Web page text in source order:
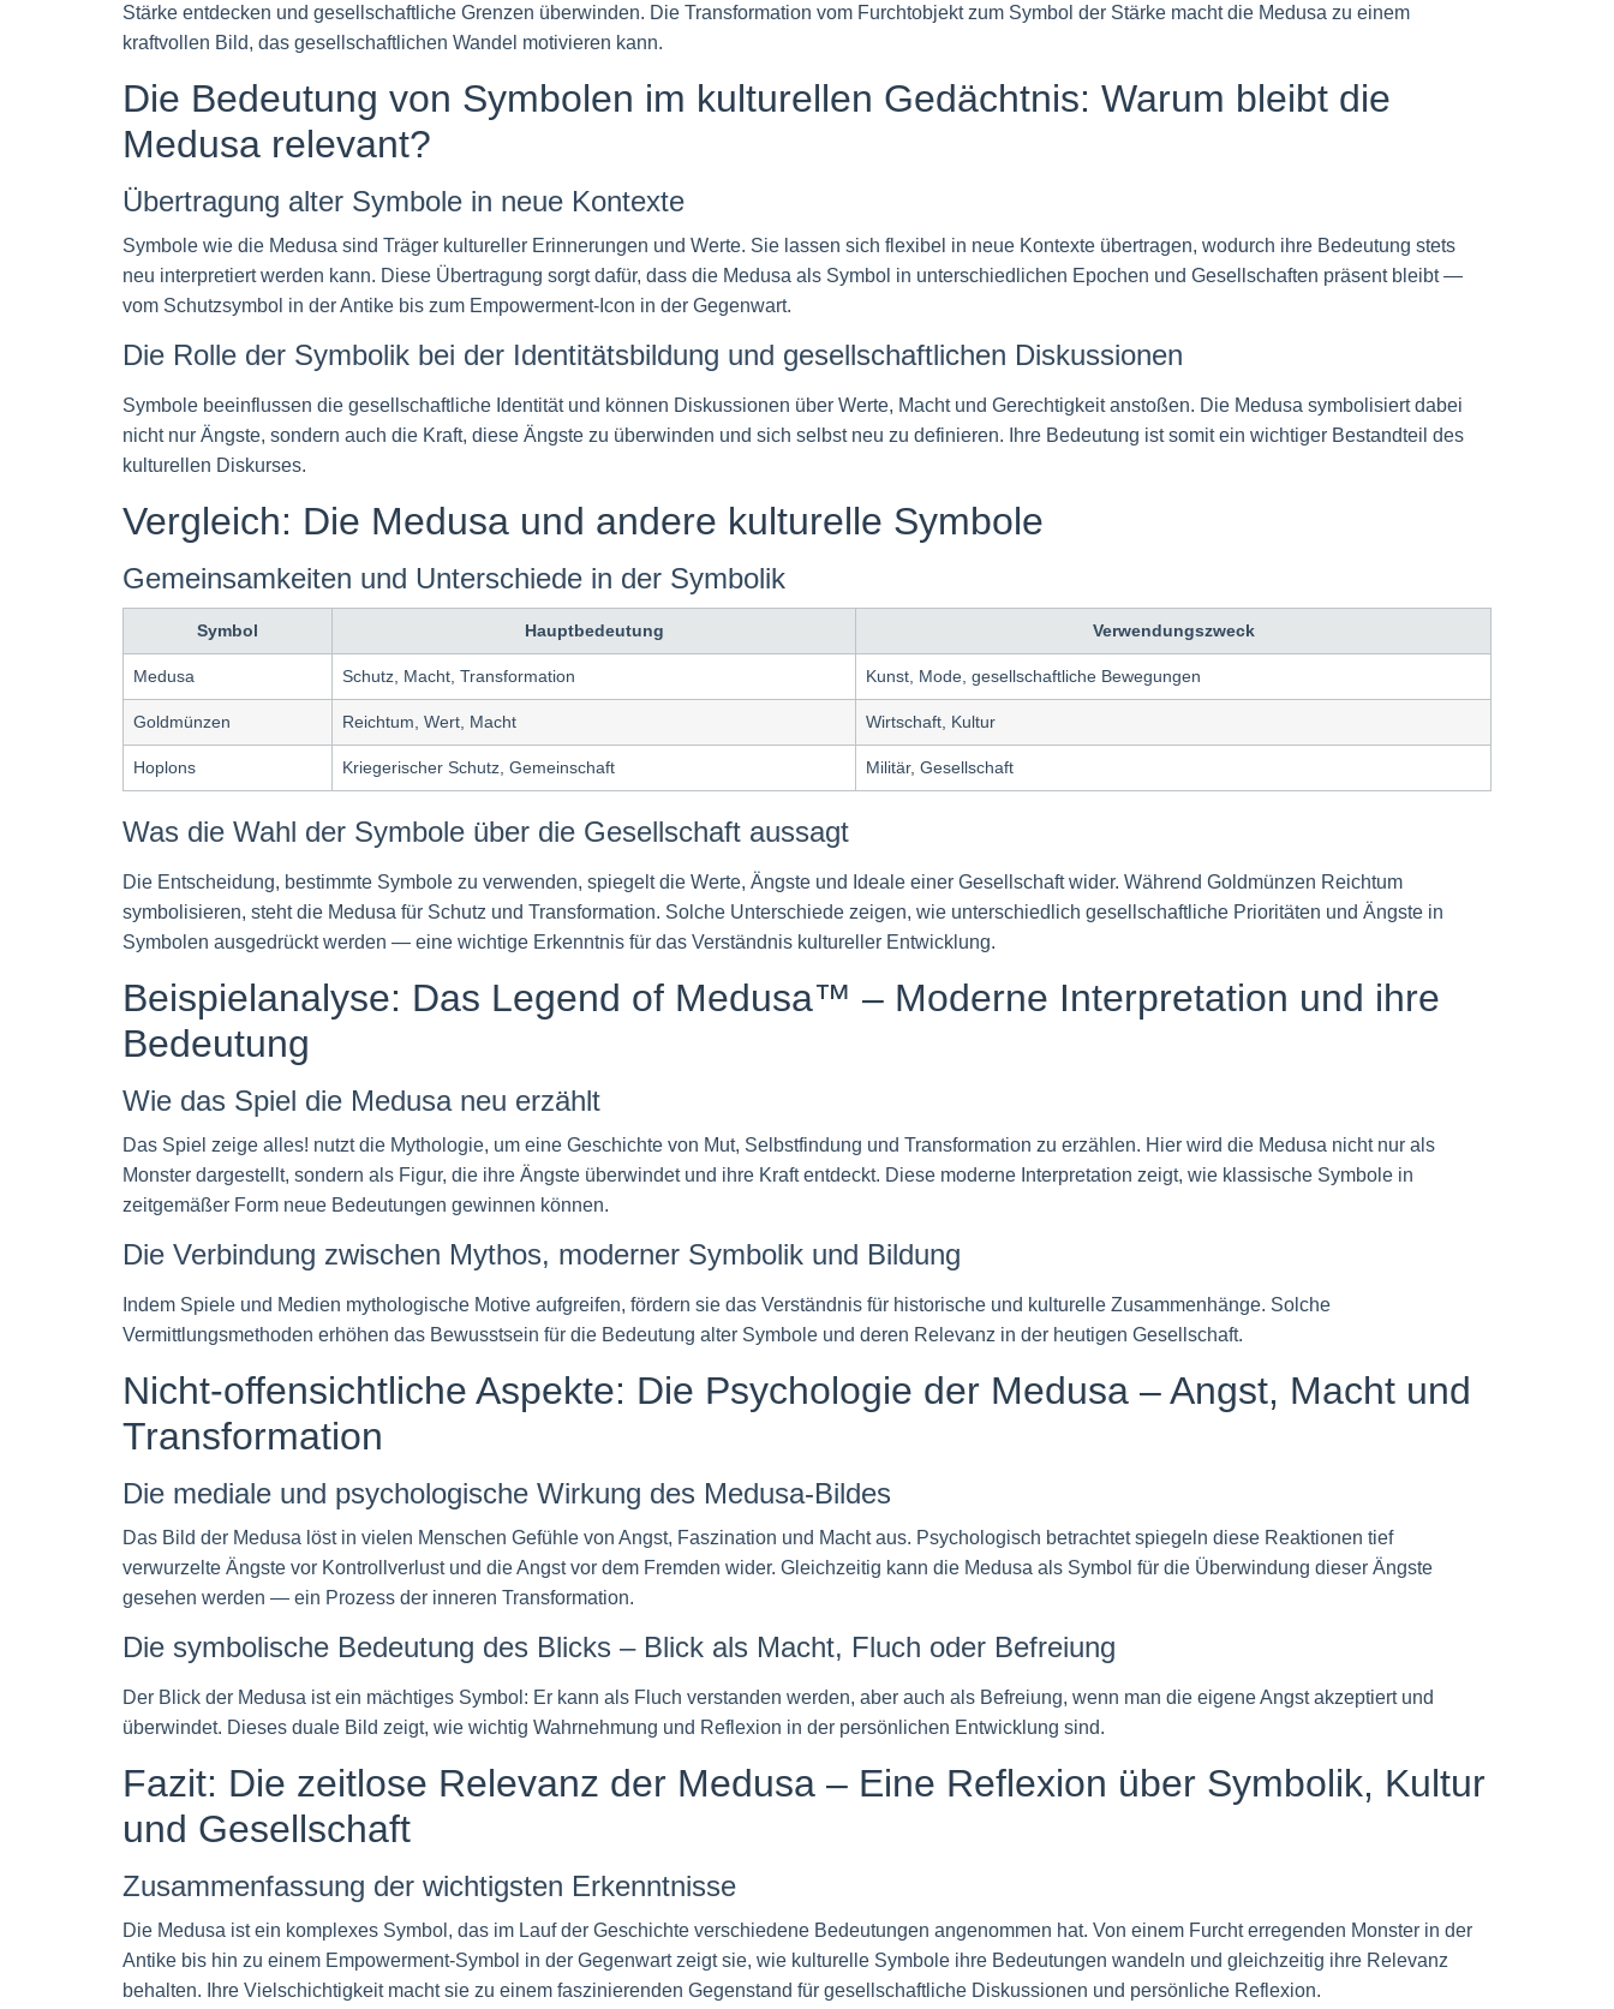
Stärke entdecken und gesellschaftliche Grenzen überwinden. Die Transformation vom Furchtobjekt zum Symbol der Stärke macht die Medusa zu einem
kraftvollen Bild, das gesellschaftlichen Wandel motivieren kann.
Die Bedeutung von Symbolen im kulturellen Gedächtnis: Warum bleibt die
Medusa relevant?
Übertragung alter Symbole in neue Kontexte
Symbole wie die Medusa sind Träger kultureller Erinnerungen und Werte. Sie lassen sich flexibel in neue Kontexte übertragen, wodurch ihre Bedeutung stets
neu interpretiert werden kann. Diese Übertragung sorgt dafür, dass die Medusa als Symbol in unterschiedlichen Epochen und Gesellschaften präsent bleibt —
vom Schutzsymbol in der Antike bis zum Empowerment-Icon in der Gegenwart.
Die Rolle der Symbolik bei der Identitätsbildung und gesellschaftlichen Diskussionen
Symbole beeinflussen die gesellschaftliche Identität und können Diskussionen über Werte, Macht und Gerechtigkeit anstoßen. Die Medusa symbolisiert dabei
nicht nur Ängste, sondern auch die Kraft, diese Ängste zu überwinden und sich selbst neu zu definieren. Ihre Bedeutung ist somit ein wichtiger Bestandteil des
kulturellen Diskurses.
Vergleich: Die Medusa und andere kulturelle Symbole
Gemeinsamkeiten und Unterschiede in der Symbolik
Symbol Hauptbedeutung Verwendungszweck
Medusa Schutz, Macht, Transformation Kunst, Mode, gesellschaftliche Bewegungen
Goldmünzen Reichtum, Wert, Macht Wirtschaft, Kultur
Hoplons Kriegerischer Schutz, Gemeinschaft Militär, Gesellschaft
Was die Wahl der Symbole über die Gesellschaft aussagt
Die Entscheidung, bestimmte Symbole zu verwenden, spiegelt die Werte, Ängste und Ideale einer Gesellschaft wider. Während Goldmünzen Reichtum
symbolisieren, steht die Medusa für Schutz und Transformation. Solche Unterschiede zeigen, wie unterschiedlich gesellschaftliche Prioritäten und Ängste in
Symbolen ausgedrückt werden — eine wichtige Erkenntnis für das Verständnis kultureller Entwicklung.
Beispielanalyse: Das Legend of Medusa™ – Moderne Interpretation und ihre
Bedeutung
Wie das Spiel die Medusa neu erzählt
Das Spiel zeige alles! nutzt die Mythologie, um eine Geschichte von Mut, Selbstfindung und Transformation zu erzählen. Hier wird die Medusa nicht nur als
Monster dargestellt, sondern als Figur, die ihre Ängste überwindet und ihre Kraft entdeckt. Diese moderne Interpretation zeigt, wie klassische Symbole in
zeitgemäßer Form neue Bedeutungen gewinnen können.
Die Verbindung zwischen Mythos, moderner Symbolik und Bildung
Indem Spiele und Medien mythologische Motive aufgreifen, fördern sie das Verständnis für historische und kulturelle Zusammenhänge. Solche
Vermittlungsmethoden erhöhen das Bewusstsein für die Bedeutung alter Symbole und deren Relevanz in der heutigen Gesellschaft.
Nicht-offensichtliche Aspekte: Die Psychologie der Medusa – Angst, Macht und
Transformation
Die mediale und psychologische Wirkung des Medusa-Bildes
Das Bild der Medusa löst in vielen Menschen Gefühle von Angst, Faszination und Macht aus. Psychologisch betrachtet spiegeln diese Reaktionen tief
verwurzelte Ängste vor Kontrollverlust und die Angst vor dem Fremden wider. Gleichzeitig kann die Medusa als Symbol für die Überwindung dieser Ängste
gesehen werden — ein Prozess der inneren Transformation.
Die symbolische Bedeutung des Blicks – Blick als Macht, Fluch oder Befreiung
Der Blick der Medusa ist ein mächtiges Symbol: Er kann als Fluch verstanden werden, aber auch als Befreiung, wenn man die eigene Angst akzeptiert und
überwindet. Dieses duale Bild zeigt, wie wichtig Wahrnehmung und Reflexion in der persönlichen Entwicklung sind.
Fazit: Die zeitlose Relevanz der Medusa – Eine Reflexion über Symbolik, Kultur
und Gesellschaft
Zusammenfassung der wichtigsten Erkenntnisse
Die Medusa ist ein komplexes Symbol, das im Lauf der Geschichte verschiedene Bedeutungen angenommen hat. Von einem Furcht erregenden Monster in der
Antike bis hin zu einem Empowerment-Symbol in der Gegenwart zeigt sie, wie kulturelle Symbole ihre Bedeutungen wandeln und gleichzeitig ihre Relevanz
behalten. Ihre Vielschichtigkeit macht sie zu einem faszinierenden Gegenstand für gesellschaftliche Diskussionen und persönliche Reflexion.